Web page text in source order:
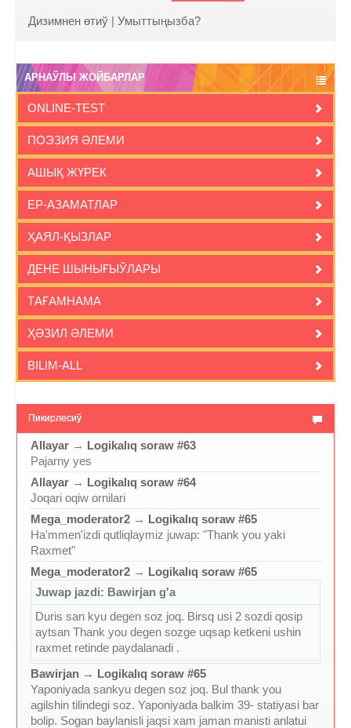
Дизимнен өтиў | Умыттыңызба?
АРНАЎЛЫ ЖОЙБАРЛАР
ONLINE-TEST
ПОЭЗИЯ ӘЛЕМИ
АШЫҚ ЖҮРЕК
ЕР-АЗАМАТЛАР
ҲАЯЛ-ҚЫЗЛАР
ДЕНЕ ШЫНЫҒЫЎЛАРЫ
ТАҒАМНАМА
ҲӘЗИЛ ӘЛЕМИ
BILIM-ALL
Пикирлесиў
Allayar → Logikalıq soraw #63
Pajarny yes
Allayar → Logikalıq soraw #64
Joqari oqiw ornilari
Mega_moderator2 → Logikalıq soraw #65
Ha'mmen'izdi qutliqlaymiz juwap: "Thank you yaki
Raxmet"
Mega_moderator2 → Logikalıq soraw #65
Juwap jazdi: Bawirjan g'a
Duris san kyu degen soz joq. Birsq usi 2 sozdi qosip
aytsan Thank you degen sozge uqsap ketkeni ushin
raxmet retinde paydalanadi .
Bawirjan → Logikalıq soraw #65
Yaponiyada sankyu degen soz joq. Bul thank you
agilshin tilindegi soz. Yaponiyada balkim 39- statiyasi bar
bolip. Sogan baylanisli jaqsi xam jaman manisti anlatui